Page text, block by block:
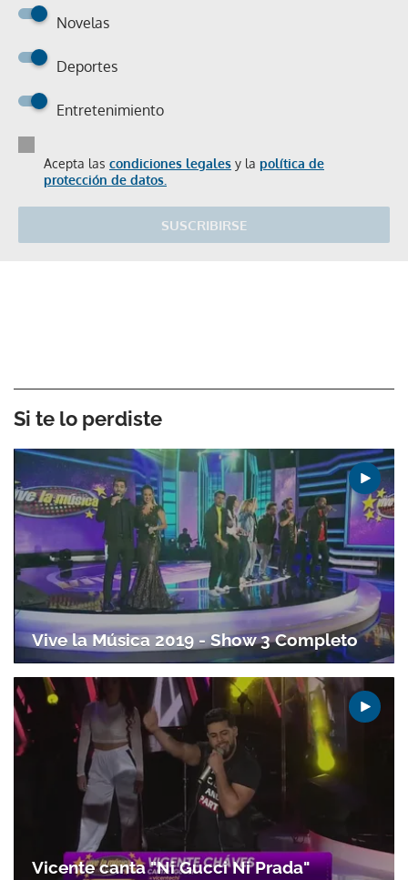
Novelas
Deportes
Entretenimiento
Acepta las condiciones legales y la política de
protección de datos.
SUSCRIBIRSE
Si te lo perdiste
Vive la Música 2019 - Show 3 Completo
Vicente canta "Ni Gucci Ni Prada"